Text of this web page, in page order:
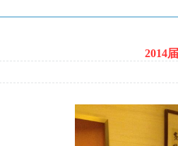
2014